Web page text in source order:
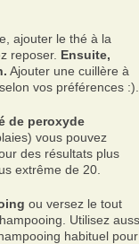
ajouter le thé à la
reposer. Ensuite,
Ajouter une cuillère à
vos préférences :).
de peroxyde
vous pouvez
des résultats plus
extrême de 20.
ou versez le tout
Utilisez
habituel pour